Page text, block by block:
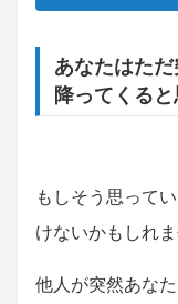
あなたはた
降ってくる
もしそう思って
けないかもしれま
他人が突然あな